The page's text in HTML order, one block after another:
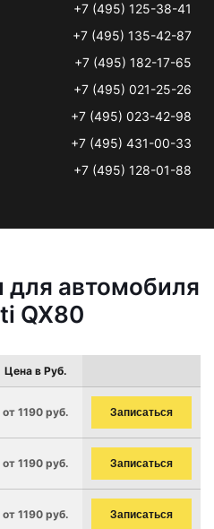
+7 (495) 125-38-41
+7 (495) 135-42-87
+7 (495) 182-17-65
+7 (495) 021-25-26
+7 (495) 023-42-98
+7 (495) 431-00-33
+7 (495) 128-01-88
для автомобиля
QX80
Цена в Руб.
от 1190 руб. Записаться
от 1190 руб. Записаться
от 1190 руб. Записаться